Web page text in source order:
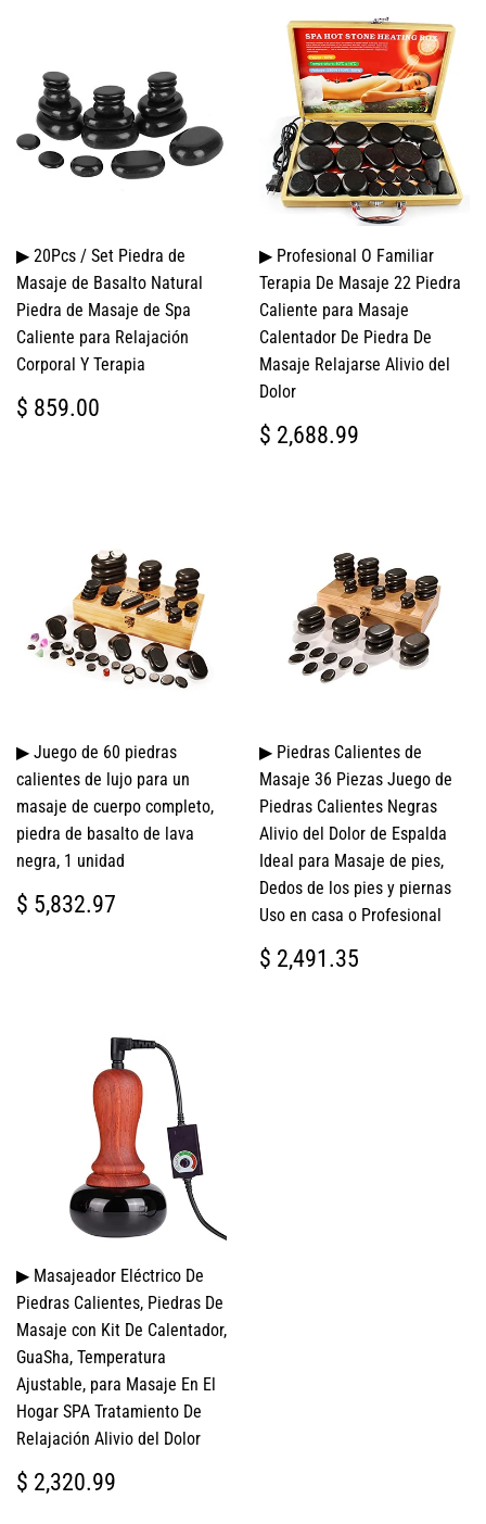
▶ 20Pcs / Set Piedra de
Masaje de Basalto Natural
Piedra de Masaje de Spa
Caliente para Relajación
Corporal Y Terapia
PRECIO
HABITUAL
$ 859.00
▶ Profesional O Familiar
Terapia De Masaje 22 Piedra
Caliente para Masaje
Calentador De Piedra De
Masaje Relajarse Alivio del
Dolor
PRECIO
HABITUAL
$ 2,688.99
▶ Juego de 60 piedras
calientes de lujo para un
masaje de cuerpo completo,
piedra de basalto de lava
negra, 1 unidad
PRECIO
HABITUAL
$ 5,832.97
▶ Piedras Calientes de
Masaje 36 Piezas Juego de
Piedras Calientes Negras
Alivio del Dolor de Espalda
Ideal para Masaje de pies,
Dedos de los pies y piernas
Uso en casa o Profesional
PRECIO
HABITUAL
$ 2,491.35
▶ Masajeador Eléctrico De
Piedras Calientes, Piedras De
Masaje con Kit De Calentador,
GuaSha, Temperatura
Ajustable, para Masaje En El
Hogar SPA Tratamiento De
Relajación Alivio del Dolor
PRECIO
HABITUAL
$ 2,320.99